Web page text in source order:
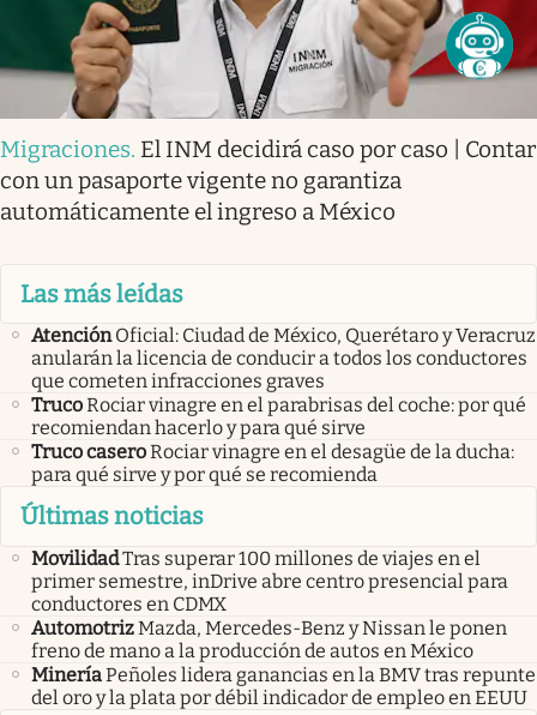
Migraciones. El INM decidirá caso por caso | Contar
con un pasaporte vigente no garantiza
automáticamente el ingreso a México
Las más leídas
Atención Oficial: Ciudad de México, Querétaro y Veracruz
anularán la licencia de conducir a todos los conductores
que cometen infracciones graves
TrucoRociar vinagre en el parabrisas del coche: por qué
recomiendan hacerlo y para qué sirve
Truco caseroRociar vinagre en el desagüe de la ducha:
para qué sirve y por qué se recomienda
Últimas noticias
MovilidadTras superar 100 millones de viajes en el
primer semestre, inDrive abre centro presencial para
conductores en CDMX
AutomotrizMazda, Mercedes-Benz y Nissan le ponen
freno de mano a la producción de autos en México
MineríaPeñoles lidera ganancias en la BMV tras repunte
del oro y la plata por débil indicador de empleo en EEUU